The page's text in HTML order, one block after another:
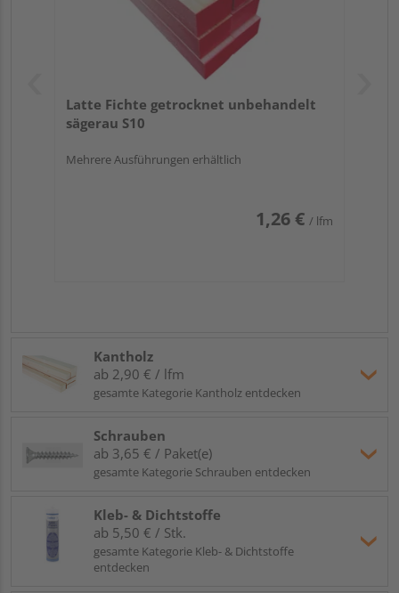
Nut- und Feder-Verbindung mit einschließt. Das
abweichende Deckmaß muss bei der Ermittlung Ihres
Bedarfs berücksichtigt werden.
Latte Fichte getrocknet unbehandelt
sägerau S10
Mehrere Ausführungen erhältlich
1,26 € / lfm
Kantholz
ab 2,90 € / lfm
gesamte Kategorie Kantholz entdecken
Schrauben
ab 3,65 € / Paket(e)
gesamte Kategorie Schrauben entdecken
Kleb- & Dichtstoffe
ab 5,50 € / Stk.
gesamte Kategorie Kleb- & Dichtstoffe
entdecken